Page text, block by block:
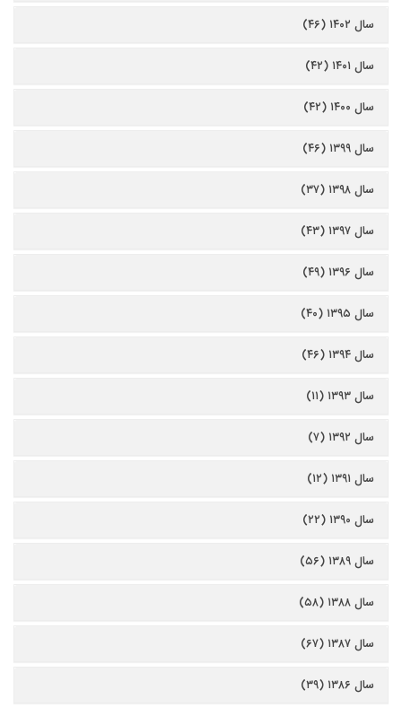
سال ۱۴۰۲ (۴۶)
سال ۱۴۰۱ (۴۲)
سال ۱۴۰۰ (۴۲)
سال ۱۳۹۹ (۴۶)
سال ۱۳۹۸ (۳۷)
سال ۱۳۹۷ (۴۳)
سال ۱۳۹۶ (۴۹)
سال ۱۳۹۵ (۴۰)
سال ۱۳۹۴ (۴۶)
سال ۱۳۹۳ (۱۱)
سال ۱۳۹۲ (۷)
سال ۱۳۹۱ (۱۲)
سال ۱۳۹۰ (۲۲)
سال ۱۳۸۹ (۵۶)
سال ۱۳۸۸ (۵۸)
سال ۱۳۸۷ (۶۷)
سال ۱۳۸۶ (۳۹)